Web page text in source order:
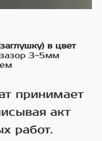
в цвет
3-5мм
принимает
акт
работ.